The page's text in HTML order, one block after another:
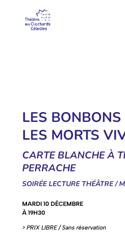
LES
LES MORTS
CARTE BLANCHE À
PERRACHE
SOIRÉE LECTURE THÉÂTRE /
MARDI 10 DÉCEMBRE
À 19H30
> PRIX LIBRE / Sans réservation